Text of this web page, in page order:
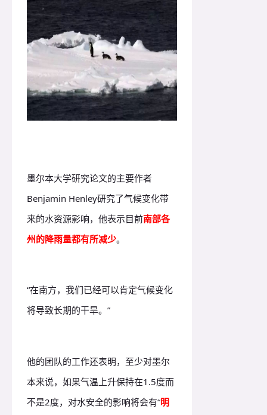
墨尔本大学研究论文的主要作者
Benjamin Henley研究了气候变化带
来的水资源影响，他表示目前南部各
州的降雨量都有所减少。
“在南方，我们已经可以肯定气候变化
将导致长期的干旱。”
他的团队的工作还表明，至少对墨尔
本来说，如果气温上升保持在1.5度而
不是2度，对水安全的影响将会有“明